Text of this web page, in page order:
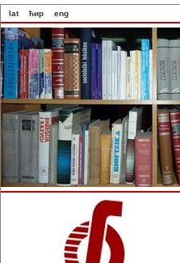
lat ћир eng